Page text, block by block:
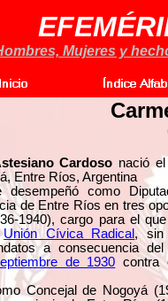
Mujeres y
Cardoso nació
Entre Ríos, Argentina
desempeñó como
de Entre Ríos en tres
1940), cargo para el
Unión Cívica Radical , sin
a consecuencia
de 1930 contra
Concejal de Nogoyá